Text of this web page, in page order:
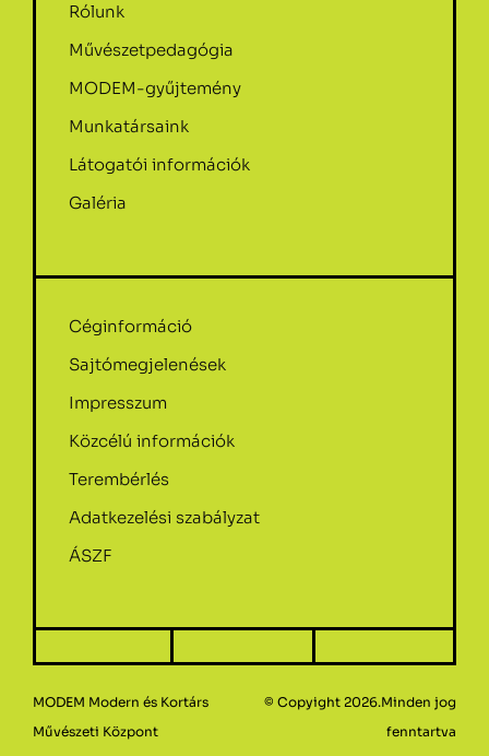
Rólunk
Művészetpedagógia
MODEM-gyűjtemény
Munkatársaink
Látogatói információk
Galéria
Céginformáció
Sajtómegjelenések
Impresszum
Közcélú információk
Terembérlés
Adatkezelési szabályzat
ÁSZF
MODEM Modern és Kortárs
Művészeti Központ
© Copyight 2026.Minden jog
fenntartva